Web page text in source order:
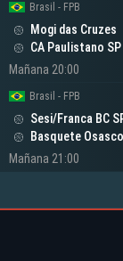
Brasil - FPB
Mogi das Cruzes
CA Paulistano SP
Mañana 20:00
Brasil - FPB
Sesi/Franca BC
Basquete Osasco
Mañana 21:00